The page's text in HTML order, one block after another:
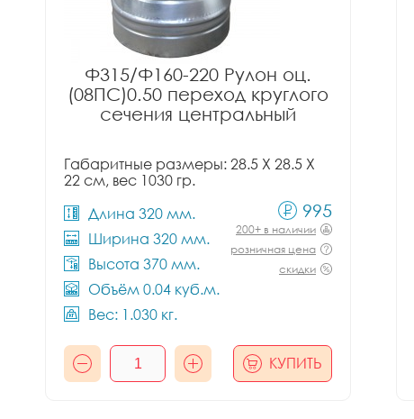
Ф315/Ф160-220 Рулон оц.
(08ПС)0.50 переход круглого
сечения центральный
Габаритные размеры: 28.5 X 28.5 X
22 см, вес 1030 гр.
Длина 320 мм.
Ширина 320 мм.
Высота 370 мм.
Объём 0.04 куб.м.
Вес: 1.030 кг.
995
200+ в наличии
розничная цена
скидки
КУПИТЬ